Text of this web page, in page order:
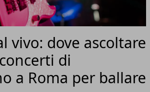
vivo: dove ascoltare
di
a Roma per ballare